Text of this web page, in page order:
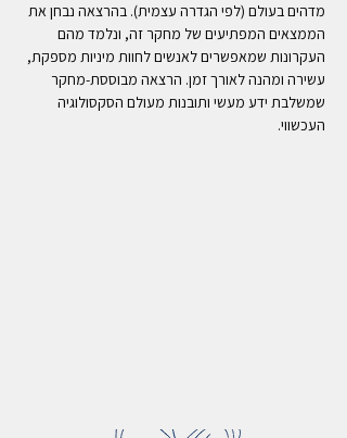
מדהים בעולם (לפי הגדרה עצמית). בהרצאה נבחן את
הממצאים המפתיעים של מחקר זה, ונלמד מהם
העקרונות שמאפשרים לאנשים לחוות מיניות מספקת,
עשירה ומהנה לאורך זמן. הרצאה מבוססת-מחקר
שמשלבת ידע מעשי ותובנות מעולם הסקסולוגיה
העכשווי.